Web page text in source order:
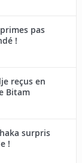
pas
!
reçus en
Bitam
surpris
!